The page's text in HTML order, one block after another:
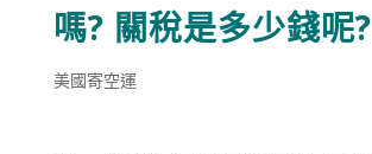
嗎? 關稅是多少錢呢?
美國寄空運